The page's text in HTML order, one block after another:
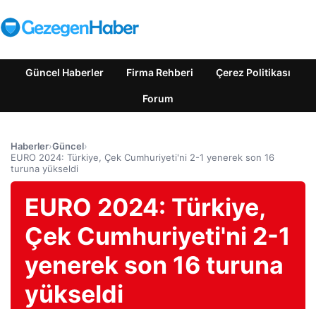
Güncel Haberler Firma Rehberi Çerez Politikası
Forum
Haberler›Güncel›
EURO 2024: Türkiye, Çek Cumhuriyeti'ni 2-1 yenerek son 16
turuna yükseldi
EURO 2024: Türkiye,
Çek Cumhuriyeti'ni 2-1
yenerek son 16 turuna
yükseldi